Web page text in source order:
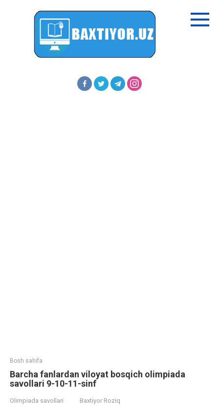
Bosh sahifa
Barcha fanlardan viloyat bosqich olimpiada
savollari 9-10-11-sinf
Olimpiada savollari Baxtiyor Roziq